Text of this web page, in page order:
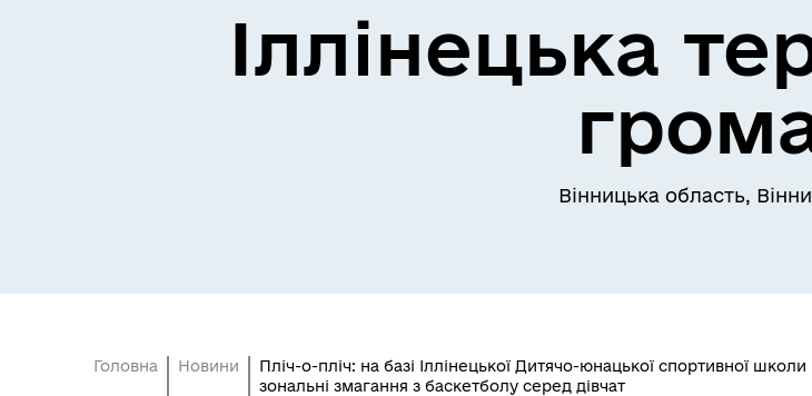
Іллінецька
Вінницька область,
Головна Новини
Пліч-о-пліч: на базі Іллінецької Дитячо-юнацької спортивної школи
зональні змагання з баскетболу серед дівчат